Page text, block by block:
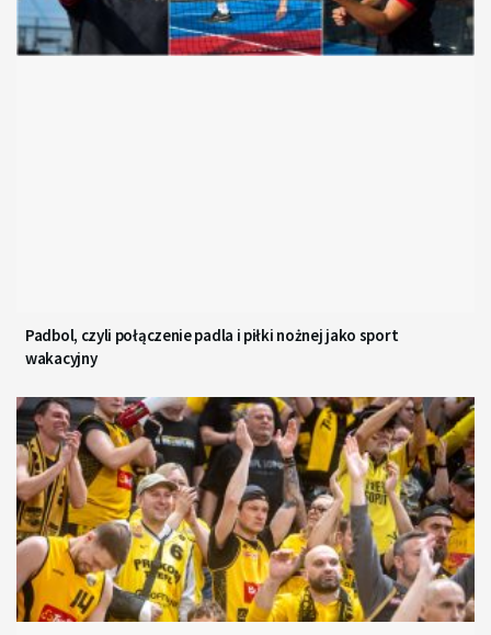
Padbol, czyli połączenie padla i piłki nożnej jako sport
wakacyjny